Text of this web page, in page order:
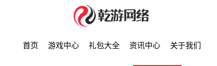
首页 游戏中心 礼包大全 资讯中心 关于我们